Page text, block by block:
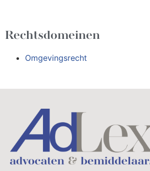
Rechtsdomeinen
Omgevingsrecht